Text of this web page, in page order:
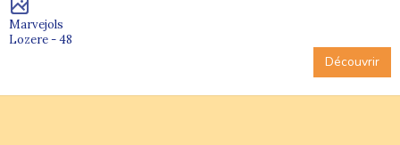
Marvejols
Lozere - 48
Découvrir